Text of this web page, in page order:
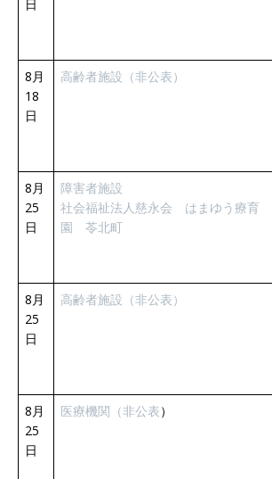
日
8月
18
日
高齢者施設（非公表）
8月
25
日
障害者施設
社会福祉法人慈永会 はまゆう療育
園 苓北町
8月
25
日
高齢者施設（非公表）
8月
25
日
医療機関（非公表）